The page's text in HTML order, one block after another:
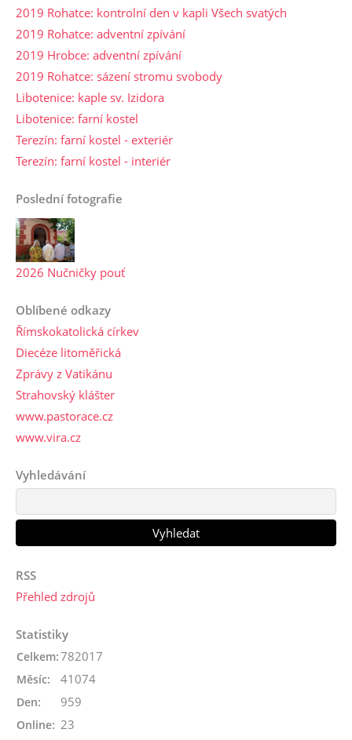
2019 Rohatce: kontrolní den v kapli Všech svatých
2019 Rohatce: adventní zpívání
2019 Hrobce: adventní zpívání
2019 Rohatce: sázení stromu svobody
Libotenice: kaple sv. Izidora
Libotenice: farní kostel
Terezín: farní kostel - exteriér
Terezín: farní kostel - interiér
Poslední fotografie
2026 Nučničky pouť
Oblíbené odkazy
Římskokatolická církev
Diecéze litoměřická
Zprávy z Vatikánu
Strahovský klášter
www.pastorace.cz
www.vira.cz
Vyhledávání
RSS
Přehled zdrojů
Statistiky
Online: 23
Celkem:782017
Měsíc: 41074
Den: 959